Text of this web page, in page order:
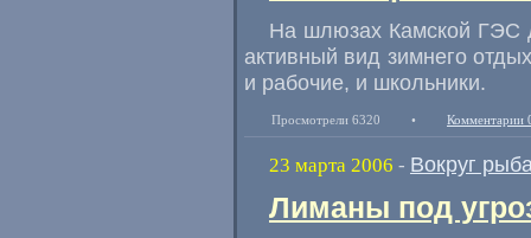
На шлюзах Камской ГЭС
активный вид зимнего
и рабочие, и школьники.
Просмотрели 6320 • Комментарии
23 марта 2006 - Вокруг
Лиманы под